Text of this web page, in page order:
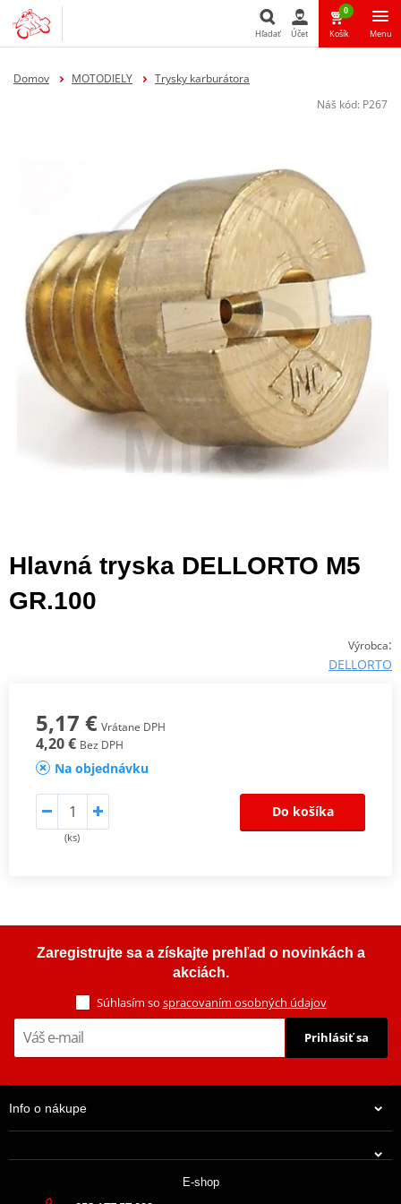
Hľadať Účet
0
Košík Menu
Domov MOTODIELY
Trysky karburátora
Náš kód: P267
Hlavná tryska DELLORTO M5
GR.100
Výrobca:
DELLORTO
5,17 € Vrátane DPH
4,20 € Bez DPH
Na objednávku
(ks)
Do košíka
Zaregistrujte sa a získajte prehľad o novinkách a
akciách.
Súhlasím so spracovaním osobných údajov
Prihlásiť sa
Info o nákupe
E-shop